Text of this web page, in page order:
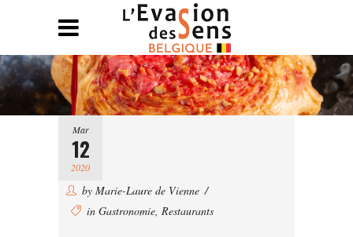
Mar
12
2020
by Marie-Laure de Vienne
in Gastronomie, Restaurants